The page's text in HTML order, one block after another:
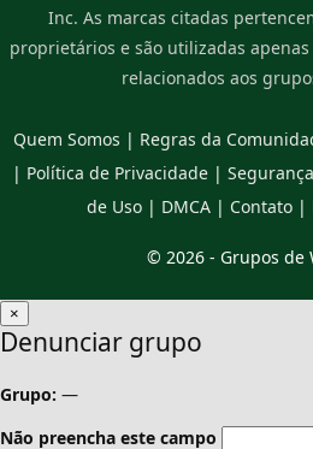
Inc. As marcas citadas
proprietários e são utilizadas
relacionados aos
Quem Somos | Regras da
| Política de Privacidade |
de Uso| DMCA| Contato|
© 2026 - Grupos de
×
Denunciar grupo
Grupo: —
Não preencha este campo